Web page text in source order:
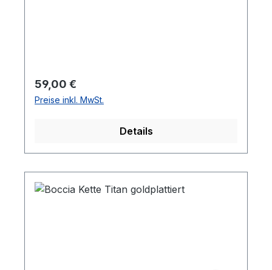
Regulärer Preis:
59,00 €
Preise inkl. MwSt.
Details